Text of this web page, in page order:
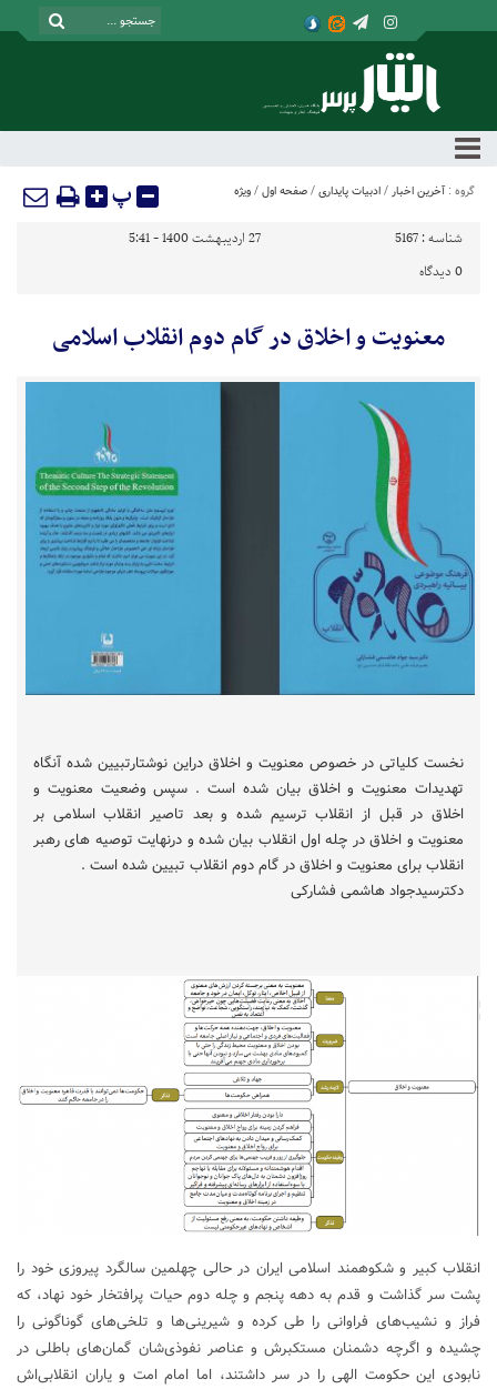
گروه : آخرین اخبار / ادبیات پایداری / صفحه اول / ویژه پ
شناسه : 5167
27 اردیبهشت 1400 - 5:41
0 دیدگاه
معنویت و اخلاق در گام دوم انقلاب اسلامی
نخست کلیاتی در خصوص معنویت و اخلاق دراین نوشتارتبیین شده آنگاه
تهدیدات معنویت و اخلاق بیان شده است . سپس وضعیت معنویت و
اخلاق در قبل از انقلاب ترسیم شده و بعد تاصیر انقلاب اسلامی بر
معنویت و اخلاق در چله اول انقلاب بیان شده و درنهایت توصیه های رهبر
انقلاب برای معنویت و اخلاق در گام دوم انقلاب تبیین شده است .
دکترسیدجواد هاشمی فشارکی
انقلاب کبیر و شکوهمند اسلامی ایران در حالی چهلمین سالگرد پیروزی خود را
پشت سر گذاشت و قدم به دهه‌ پنجم و چله دوم حیات پرافتخار خود نهاد، که
فراز و نشیب‌های فراوانی را طی کرده و شیرینی‌ها و تلخی‌های گوناگونی را
چشیده و اگرچه دشمنان مستکبرش و عناصر نفوذی‌شان گمان‌های باطلی در
نابودی این حکومت الهی را در سر داشتند، اما امام امت و یاران انقلابی‌اش